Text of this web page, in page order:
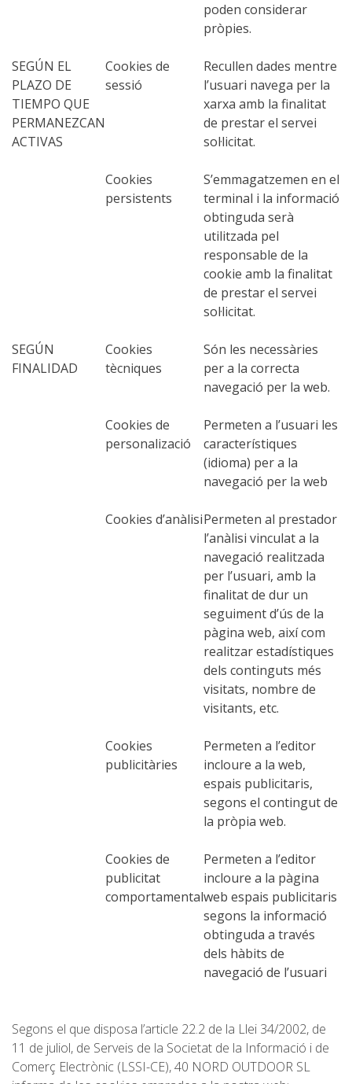
6 ETAPES
5 ETAPES
3 ETAPES
8 ETAPES
6 ETAPES
NORMES I CRITERIS DE VALIDACIÓ
SERVEI D’ASSISTÈNCIA
EXTRES
REGLAMENT
poden considerar
pròpies.
SEGÚN EL
PLAZO DE
TIEMPO QUE
PERMANEZCAN
ACTIVAS
Cookies de
sessió
Recullen dades mentre
l’usuari navega per la
xarxa amb la finalitat
de prestar el servei
sol·licitat.
Cookies
persistents
S’emmagatzemen en el
terminal i la informació
obtinguda serà
utilitzada pel
responsable de la
cookie amb la finalitat
de prestar el servei
sol·licitat.
SEGÚN
FINALIDAD
Cookies
tècniques
Són les necessàries
per a la correcta
navegació per la web.
Cookies de
personalizació
Permeten a l’usuari les
característiques
(idioma) per a la
navegació per la web
Cookies d’anàlisiPermeten al prestador
l’anàlisi vinculat a la
navegació realitzada
per l’usuari, amb la
finalitat de dur un
seguiment d’ús de la
pàgina web, així com
realitzar estadístiques
dels continguts més
visitats, nombre de
visitants, etc.
Cookies
publicitàries
Permeten a l’editor
incloure a la web,
espais publicitaris,
segons el contingut de
la pròpia web.
Cookies de
publicitat
comportamental
Permeten a l’editor
incloure a la pàgina
web espais publicitaris
segons la informació
obtinguda a través
dels hàbits de
navegació de l’usuari
Segons el que disposa l’article 22.2 de la Llei 34/2002, de
11 de juliol, de Serveis de la Societat de la Informació i de
Comerç Electrònic (LSSI-CE), 40 NORD OUTDOOR SL